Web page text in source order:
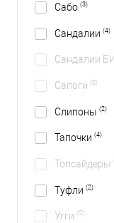
Сабо (3)
Сандалии (4)
Сандалии
Сапоги (0)
Слипоны (2)
Тапочки (4)
Топсайдеры
Туфли (2)
Угги (0)